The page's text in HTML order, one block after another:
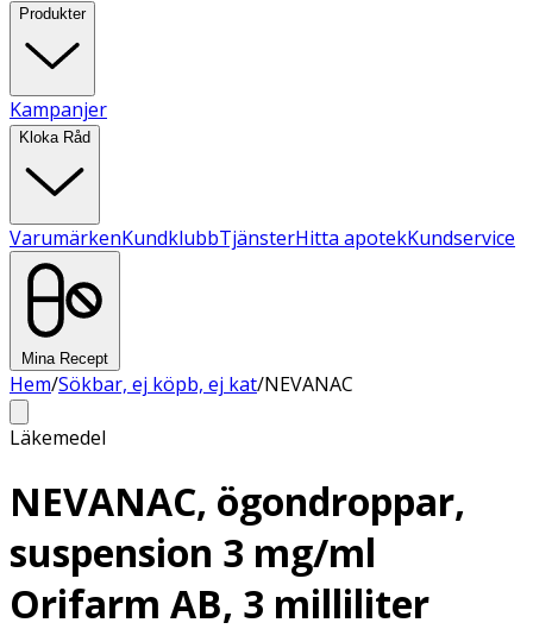
Produkter
Kampanjer
Kloka Råd
VarumärkenKundklubbTjänsterHitta apotekKundservice
Mina Recept
Hem/Sökbar, ej köpb, ej kat/NEVANAC
Läkemedel
NEVANAC, ögondroppar,
suspension 3 mg/ml
Orifarm AB, 3 milliliter